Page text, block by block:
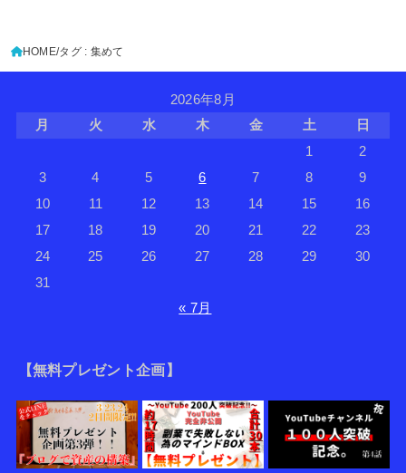
HOME タグ : 集めて
2026年8月
月
火 水 木 金 土
日
1
2
3
4 5 6 7 8
9
10
11 12 13 14 15
16
17
18 19 20 21 22
23
24
25 26 27 28 29
30
31
« 7月
【無料プレゼント企画】